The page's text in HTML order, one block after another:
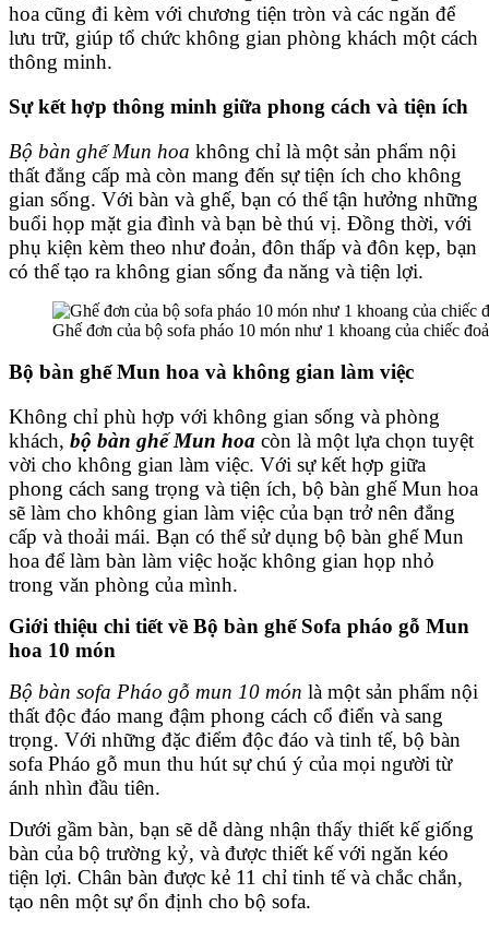
hoa cũng đi kèm với chương tiện tròn và các ngăn để
lưu trữ, giúp tổ chức không gian phòng khách một cách
thông minh.
Sự kết hợp thông minh giữa phong cách và tiện ích
Bộ bàn ghế Mun hoa không chỉ là một sản phẩm nội
thất đẳng cấp mà còn mang đến sự tiện ích cho không
gian sống. Với bàn và ghế, bạn có thể tận hưởng những
buổi họp mặt gia đình và bạn bè thú vị. Đồng thời, với
phụ kiện kèm theo như đoản, đôn thấp và đôn kẹp, bạn
có thể tạo ra không gian sống đa năng và tiện lợi.
Ghế đơn của bộ sofa pháo 10 món như 1 khoang của chiếc
Bộ bàn ghế Mun hoa và không gian làm việc
Không chỉ phù hợp với không gian sống và phòng
khách, bộ bàn ghế Mun hoa còn là một lựa chọn tuyệt
vời cho không gian làm việc. Với sự kết hợp giữa
phong cách sang trọng và tiện ích, bộ bàn ghế Mun hoa
sẽ làm cho không gian làm việc của bạn trở nên đẳng
cấp và thoải mái. Bạn có thể sử dụng bộ bàn ghế Mun
hoa để làm bàn làm việc hoặc không gian họp nhỏ
trong văn phòng của mình.
Giới thiệu chi tiết về Bộ bàn ghế Sofa pháo gỗ Mun
hoa 10 món
Bộ bàn sofa Pháo gỗ mun 10 món là một sản phẩm nội
thất độc đáo mang đậm phong cách cổ điển và sang
trọng. Với những đặc điểm độc đáo và tinh tế, bộ bàn
sofa Pháo gỗ mun thu hút sự chú ý của mọi người từ
ánh nhìn đầu tiên.
Dưới gầm bàn, bạn sẽ dễ dàng nhận thấy thiết kế giống
bàn của bộ trường kỷ, và được thiết kế với ngăn kéo
tiện lợi. Chân bàn được kẻ 11 chỉ tinh tế và chắc chắn,
tạo nên một sự ổn định cho bộ sofa.